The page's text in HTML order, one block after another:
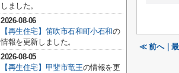
≪ 前へ｜最
しました。
2026-08-06
【再生住宅】笛吹市石和町小石和の
情報を更新しました。
2026-08-05
【再生住宅】甲斐市竜王の情報を更